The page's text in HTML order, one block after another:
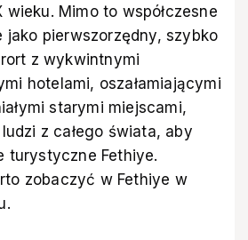
Mimo to współczesne
jako pierwszorzędny, szybko
z wykwintnymi
hotelami, oszałamiającymi
starymi miejscami,
z całego świata, aby
turystyczne Fethiye.
zobaczyć w Fethiye w